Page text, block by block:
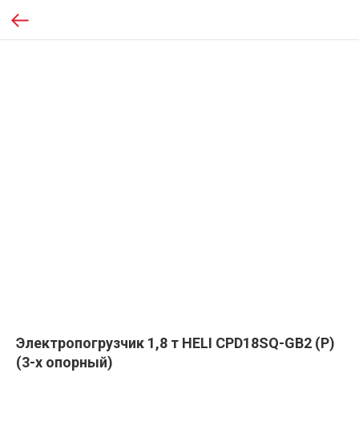
Электропогрузчик 1,8 т HELI CPD18SQ-GB2 (P)
(3-х опорный)